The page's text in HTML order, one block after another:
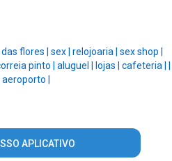
flores | sex | relojoaria | sex shop |
pinto | aluguel | lojas | cafeteria |
aeroporto |
APLICATIVO